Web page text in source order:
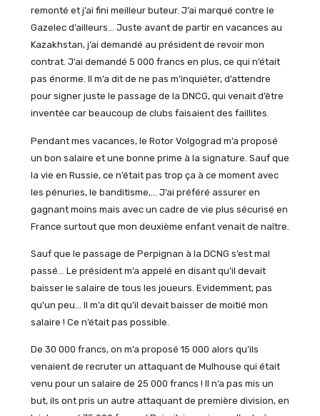
remonté et j’ai fini meilleur buteur. J’ai marqué contre le
Gazelec d’ailleurs… Juste avant de partir en vacances au
Kazakhstan, j’ai demandé au président de revoir mon
contrat. J’ai demandé 5 000 francs en plus, ce qui n’était
pas énorme. Il m’a dit de ne pas m’inquiéter, d’attendre
pour signer juste le passage de la DNCG, qui venait d’être
inventée car beaucoup de clubs faisaient des faillites.
Pendant mes vacances, le Rotor Volgograd m’a proposé
un bon salaire et une bonne prime à la signature. Sauf que
la vie en Russie, ce n’était pas trop ça à ce moment avec
les pénuries, le banditisme,… J’ai préféré assurer en
gagnant moins mais avec un cadre de vie plus sécurisé en
France surtout que mon deuxième enfant venait de naître.
Sauf que le passage de Perpignan à la DCNG s’est mal
passé… Le président m’a appelé en disant qu’il devait
baisser le salaire de tous les joueurs. Evidemment, pas
qu’un peu… Il m’a dit qu’il devait baisser de moitié mon
salaire ! Ce n’était pas possible.
De 30 000 francs, on m’a proposé 15 000 alors qu’ils
venaient de recruter un attaquant de Mulhouse qui était
venu pour un salaire de 25 000 francs ! Il n’a pas mis un
but, ils ont pris un autre attaquant de première division, en